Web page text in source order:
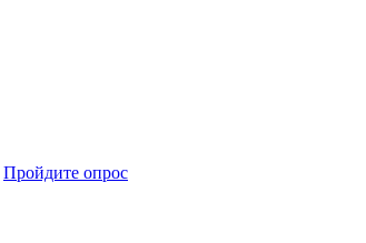
Пройдите опрос